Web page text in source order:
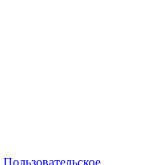
Пользовательское